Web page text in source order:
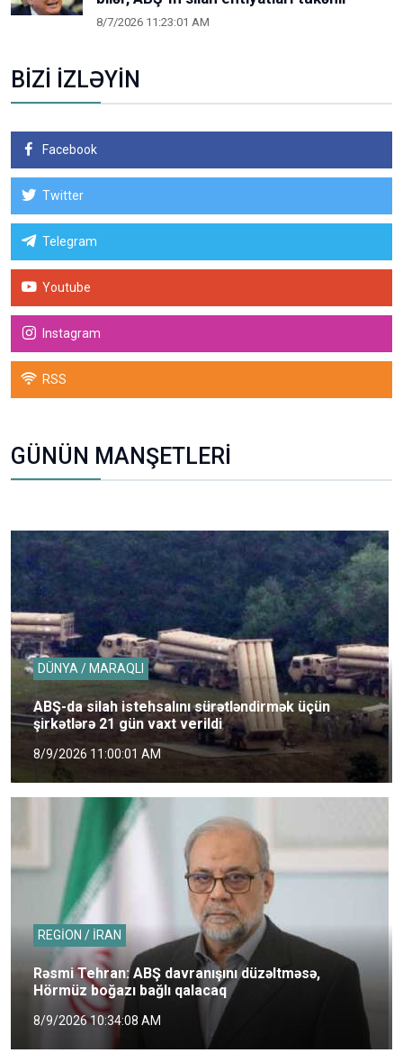
8/7/2026 11:23:01 AM
BİZİ İZLƏYİN
Facebook
Twitter
Telegram
Youtube
Instagram
RSS
GÜNÜN MANŞETLERİ
DÜNYA / MARAQLI
ABŞ-da silah istehsalını sürətləndirmək üçün
şirkətlərə 21 gün vaxt verildi
8/9/2026 11:00:01 AM
REGİON / İRAN
Rəsmi Tehran: ABŞ davranışını düzəltməsə,
Hörmüz boğazı bağlı qalacaq
8/9/2026 10:34:08 AM